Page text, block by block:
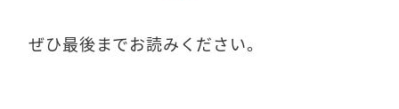
ぜひ最後までお読みください。